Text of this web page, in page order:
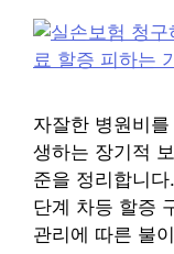
자잘한 병원비
생하는 장기적
준을 정리합니
단계 차등 할증
관리에 따른 불